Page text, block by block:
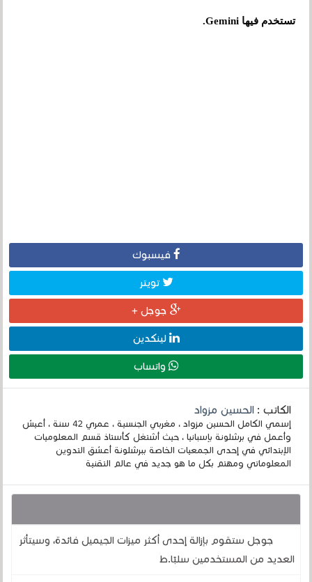
تستخدم فيها Gemini.
فيسبوك
تويتر
جوجل +
لينكدين
واتساب
الكاتب :الحسين مزواد
إسمي الكامل الحسين مزواد ، مغربي الجنسية ، عمري 42 سنة ، أعيش
وأعمل في برشلونة بإسبانيا ، حيث أشتغل كأستاذ قسم المعلوميات
الإبتدائي في إحدى الجمعيات الخاصة ببرشلونة أعشق التدوين
المعلوماتي ومهتم بكل ما هو جديد في عالم التقنية
جوجل ستقوم بإزالة إحدى أكثر ميزات الجيميل فائدة، وسيتأثر
العديد من المستخدمين سلبًا.ط